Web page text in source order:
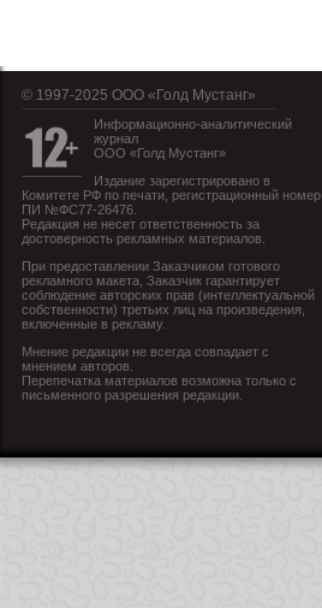
© 1997-2025 OOO «Голд Мустанг»
Информационно-аналитический
журнал
ООО «Голд Мустанг»
Издание зарегистрировано в
Комитете РФ по печати, регистрационный номер
ПИ №ФС77-26476.
Редакция не несет ответственность за
достоверность рекламных материалов.
При предоставлении Заказчиком готового
рекламного макета, Заказчик гарантирует
соблюдение авторских прав (интеллектуальной
собственности) третьих лиц на произведения,
включенные в рекламу.
Мнение редакции не всегда совпадает с
мнением авторов.
Перепечатка материалов возможна только с
письменного разрешения редакции.